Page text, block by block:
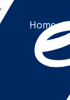
Home